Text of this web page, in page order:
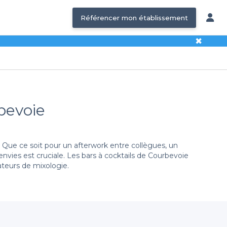
Référencer mon établissement
✖
ce soit pour un afterwork entre collègues, un
est cruciale. Les bars à cocktails de Courbevoie
de mixologie.
vous pouvez facilement découvrir
aux lieux festifs, chacun proposant une carte de